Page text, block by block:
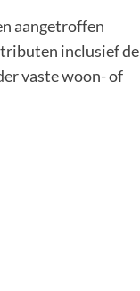
aangetroffen
inclusief de
vaste woon- of